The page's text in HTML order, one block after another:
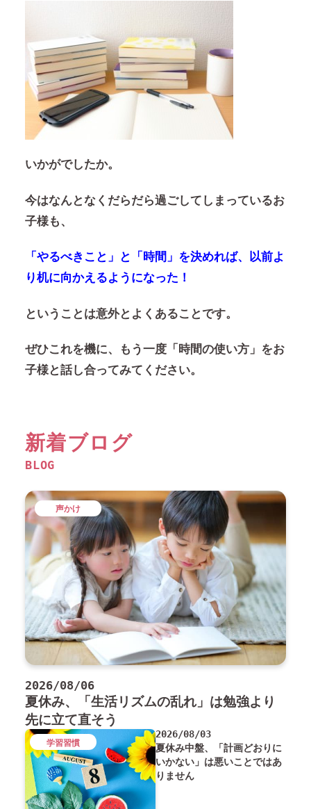
いかがでしたか。
今はなんとなくだらだら過ごしてしまっているお
子様も、
「やるべきこと」と「時間」を決めれば、以前よ
り机に向かえるようになった！
ということは意外とよくあることです。
ぜひこれを機に、もう一度「時間の使い方」をお
子様と話し合ってみてください。
新着ブログ
BLOG
2026/08/06
夏休み、「生活リズムの乱れ」は勉強より
先に立て直そう
声かけ
2026/08/03
夏休み中盤、「計画どおりに
いかない」は悪いことではあ
りません
学習習慣